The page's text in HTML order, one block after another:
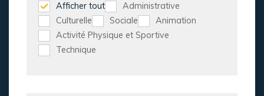
Afficher tout
Administrative
Culturelle
Sociale
Animation
Activité Physique et Sportive
Technique